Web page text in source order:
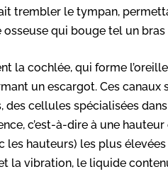
trembler le tympan,
qui bouge tel un bras
la cochlée, qui forme
un escargot. Ces
cellules spécialisées
c’est-à-dire à une
les hauteurs) les plus
la vibration, le liquide